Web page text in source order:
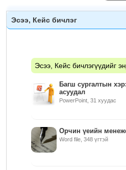
Эсээ, Кейс бичлэг
Эсээ, Кейс бичлэгүүдийг
Багш сургалтын
асуудал
PowerPoint, 31 хуудас
Орчин үеийн
Word file, 348 үгтэй